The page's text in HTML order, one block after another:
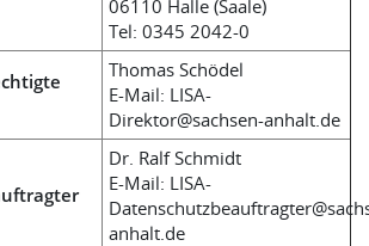
06110 Halle (Saale)
Tel: 0345 2042-0
Thomas Schödel
E-Mail: LISA-
Direktor@sachsen-anhalt.de
Dr. Ralf Schmidt
E-Mail: LISA-
anhalt.de